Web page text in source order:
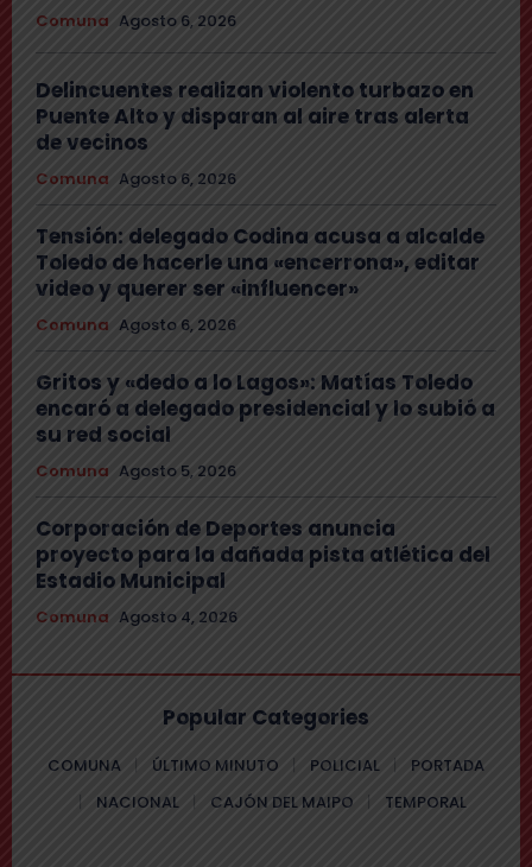
Comuna Agosto 6, 2026
Delincuentes realizan violento turbazo en
Puente Alto y disparan al aire tras alerta
de vecinos
Comuna Agosto 6, 2026
Tensión: delegado Codina acusa a alcalde
Toledo de hacerle una «encerrona», editar
video y querer ser «influencer»
Comuna Agosto 6, 2026
Gritos y «dedo a lo Lagos»: Matías Toledo
encaró a delegado presidencial y lo subió a
su red social
Comuna Agosto 5, 2026
Corporación de Deportes anuncia
proyecto para la dañada pista atlética del
Estadio Municipal
Comuna Agosto 4, 2026
Popular Categories
COMUNA ÚLTIMO MINUTO POLICIAL
PORTADA
NACIONAL
CAJÓN DEL MAIPO TEMPORAL